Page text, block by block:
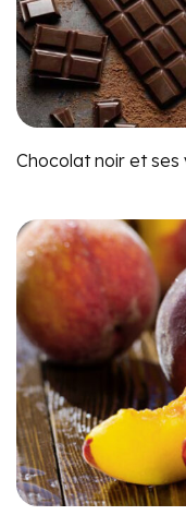
Chocolat noir et ses